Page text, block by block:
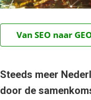
Van SEO naar
Steeds meer
door de